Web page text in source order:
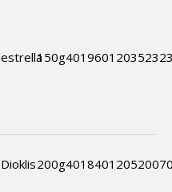
150g40196012
Dioklis200g40184012